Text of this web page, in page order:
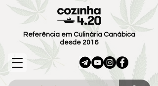
Referência em Culinária Canábica
desde 2016